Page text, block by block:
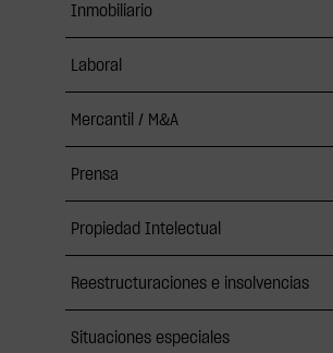
Inmobiliario
Laboral
Mercantil / M&A
Prensa
Propiedad Intelectual
Reestructuraciones e insolvencias
Situaciones especiales